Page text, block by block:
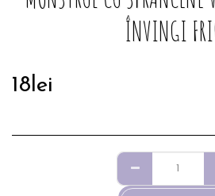
ÎNVINGI
18lei